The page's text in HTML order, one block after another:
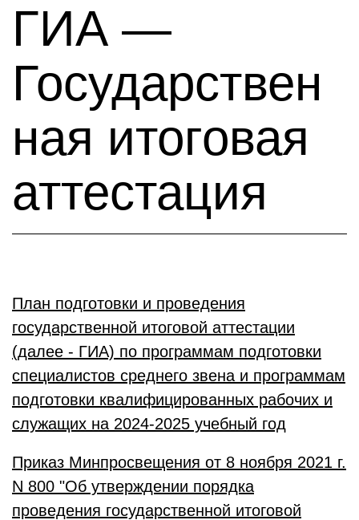
ГИА —
Государствен
ная итоговая
аттестация
План подготовки и проведения
государственной итоговой аттестации
(далее - ГИА) по программам подготовки
специалистов среднего звена и программам
подготовки квалифицированных рабочих и
служащих на 2024-2025 учебный год
Приказ Минпросвещения от 8 ноября 2021 г.
N 800 "Об утверждении порядка
проведения государственной итоговой